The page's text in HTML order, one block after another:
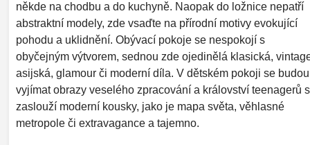
někde na chodbu a do kuchyně. Naopak do ložnice nepatří
abstraktní modely, zde vsaďte na přírodní motivy evokující
pohodu a uklidnění. Obývací pokoje se nespokojí s
obyčejným výtvorem, sednou zde ojedinělá klasická,
asijská, glamour či moderní díla. V dětském pokoji se budou
vyjímat obrazy veselého zpracování a království teenagerů
zaslouží moderní kousky, jako je mapa světa, věhlasné
metropole či extravagance a tajemno.